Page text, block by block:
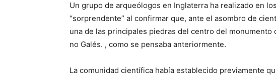
Un grupo de arqueólogos en Inglaterra ha realizado en
“sorprendente” al confirmar que, ante el asombro de
una de las principales piedras del centro del
no Galés. , como se pensaba anteriormente.
La comunidad científica había establecido previamente